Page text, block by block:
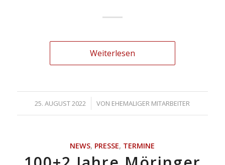
Weiterlesen
25. AUGUST 2022
/ VON EHEMALIGER MITARBEITER
NEWS, PRESSE, TERMINE